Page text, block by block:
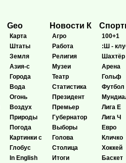
Geo
Карта
Штаты
Земля
Азия-с
Города
Вода
Огонь
Воздух
Природы
Погода
Картинки с
Глобус
In English
Новости К
Агро
Работа
Религия
Музеи
Театр
Статистика
Президент
Премьер
Губернатор
Выборы
Голова
Столица
Итоги
100+1
:Ш -
Шахтёр
Арена
Гольф
Футбол
Лига Е
Лига Ч
Евро
Кличко
Хоккей
Баскет